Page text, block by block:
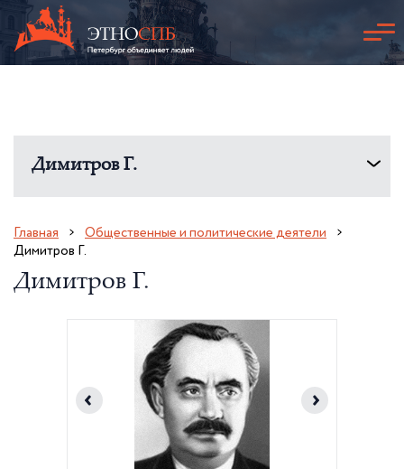
Димитров Г.
Главная
Общественные и политические деятели
Димитров Г.
Димитров Г.